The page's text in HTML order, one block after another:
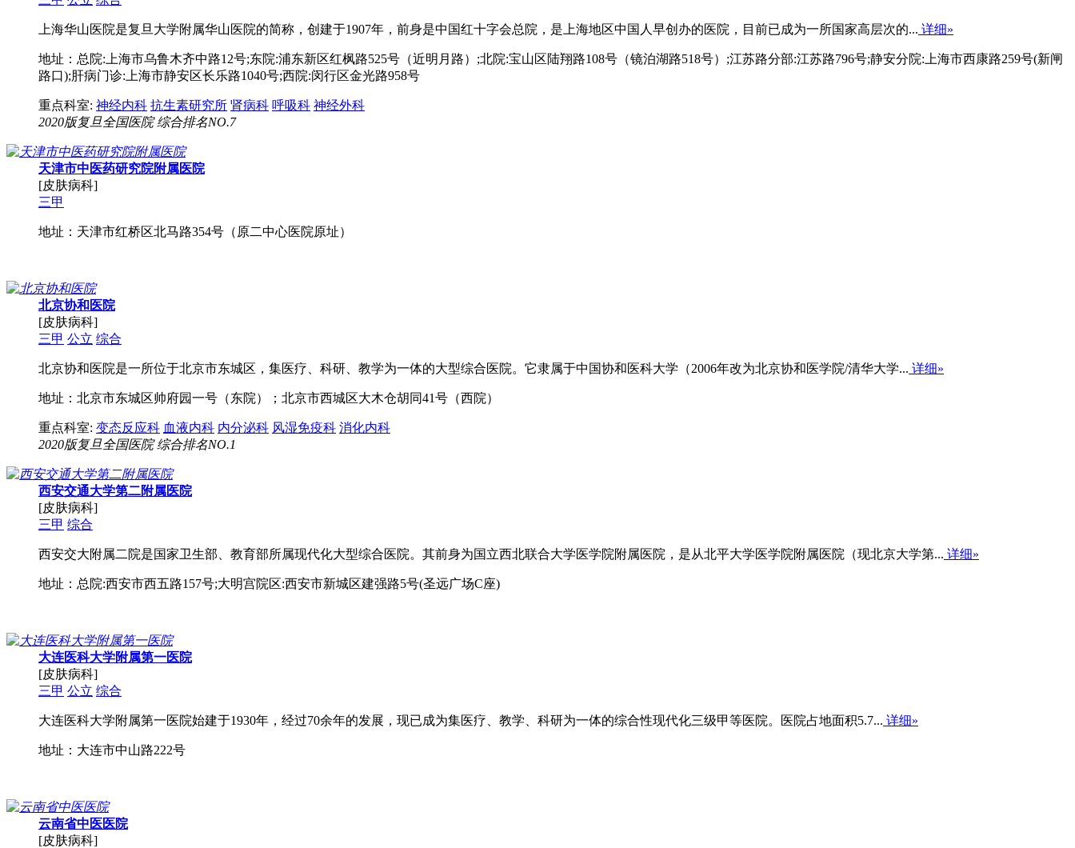
上海华山医院是复旦大学附属华山医院的简称，创建于1907年，前身是中国红十字会总院，是上海地区中国人早创办的医院，目前已成为一所国家高层次的... 详细»
地址：总院:上海市乌鲁木齐中路12号;东院:浦东新区红枫路525号（近明月路）;北院:宝山区陆翔路108号（镜泊湖路518号）;江苏路分部:江苏路796号;静安分院:上海市西康路259号(新闸
路口);肝病门诊:上海市静安区长乐路1040号;西院:闵行区金光路958号
重点科室: 神经内科 抗生素研究所 肾病科 呼吸科 神经外科
2020版复旦全国医院 综合排名NO.7
天津市中医药研究院附属医院
[皮肤病科]
三甲
地址：天津市红桥区北马路354号（原二中心医院原址）
北京协和医院
[皮肤病科]
三甲 公立 综合
北京协和医院是一所位于北京市东城区，集医疗、科研、教学为一体的大型综合医院。它隶属于中国协和医科大学（2006年改为北京协和医学院/清华大学... 详细»
地址：北京市东城区帅府园一号（东院）；北京市西城区大木仓胡同41号（西院）
重点科室: 变态反应科 血液内科 内分泌科 风湿免疫科 消化内科
2020版复旦全国医院 综合排名NO.1
西安交通大学第二附属医院
[皮肤病科]
三甲 综合
西安交大附属二院是国家卫生部、教育部所属现代化大型综合医院。其前身为国立西北联合大学医学院附属医院，是从北平大学医学院附属医院（现北京大学第... 详细»
地址：总院:西安市西五路157号;大明宫院区:西安市新城区建强路5号(圣远广场C座)
大连医科大学附属第一医院
[皮肤病科]
三甲 公立 综合
大连医科大学附属第一医院始建于1930年，经过70余年的发展，现已成为集医疗、教学、科研为一体的综合性现代化三级甲等医院。医院占地面积5.7... 详细»
地址：大连市中山路222号
云南省中医医院
[皮肤病科]